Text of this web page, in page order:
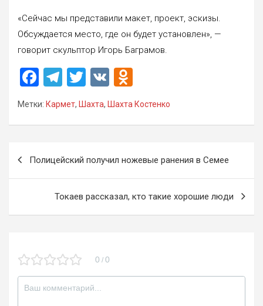
«Сейчас мы представили макет, проект, эскизы.
Обсуждается место, где он будет установлен», —
говорит скульптор Игорь Баграмов.
F
a
ce
o
T
e
a
T
tt
V
K
d
n
kl
ss
ni
Метки: Кармет, Шахта, Шахта Костенко
Полицейский получил ножевые ранения в Семее
Токаев рассказал, кто такие хорошие люди
0 / 0